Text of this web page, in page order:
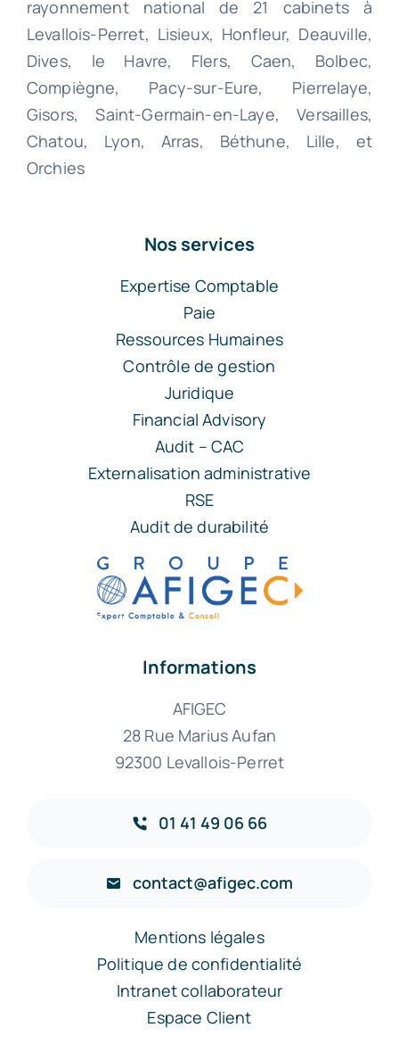
rayonnement national de 21 cabinets à
Levallois-Perret, Lisieux, Honfleur, Deauville,
Dives, le Havre, Flers, Caen, Bolbec,
Compiègne, Pacy-sur-Eure, Pierrelaye,
Gisors, Saint-Germain-en-Laye, Versailles,
Chatou, Lyon, Arras, Béthune, Lille, et
Orchies
Nos services
Expertise Comptable
Paie
Ressources Humaines
Contrôle de gestion
Juridique
Financial Advisory
Audit – CAC
Externalisation administrative
RSE
Audit de durabilité
Informations
AFIGEC
28 Rue Marius Aufan
92300 Levallois-Perret
01 41 49 06 66
contact@afigec.com
Mentions légales
Politique de confidentialité
Intranet collaborateur
Espace Client